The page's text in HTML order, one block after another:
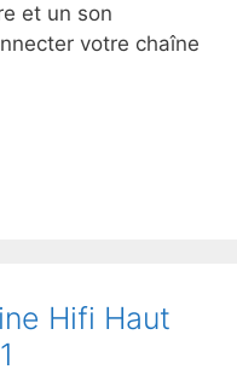
et un son
votre chaîne
Hifi Haut